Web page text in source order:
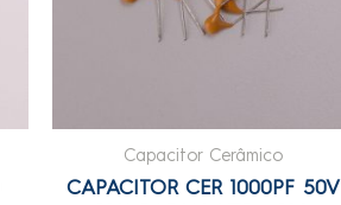
Capacitor Cerâmico
CAPACITOR CER 1000PF 50V